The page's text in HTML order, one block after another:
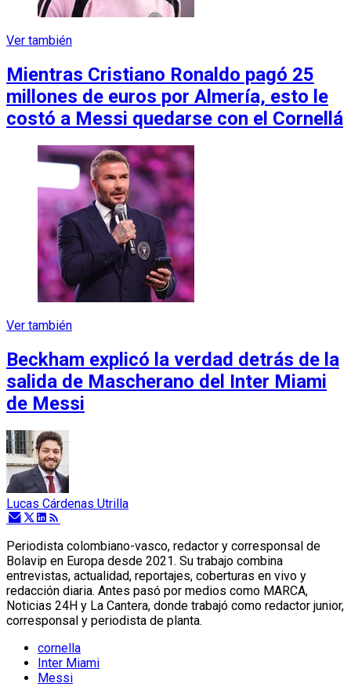
Ver también
Mientras Cristiano Ronaldo pagó 25
millones de euros por Almería, esto le
costó a Messi quedarse con el Cornellá
Ver también
Beckham explicó la verdad detrás de la
salida de Mascherano del Inter Miami
de Messi
Lucas Cárdenas Utrilla
Periodista colombiano-vasco, redactor y corresponsal de
Bolavip en Europa desde 2021. Su trabajo combina
entrevistas, actualidad, reportajes, coberturas en vivo y
redacción diaria. Antes pasó por medios como MARCA,
Noticias 24H y La Cantera, donde trabajó como redactor junior,
corresponsal y periodista de planta.
cornella
Inter Miami
Messi